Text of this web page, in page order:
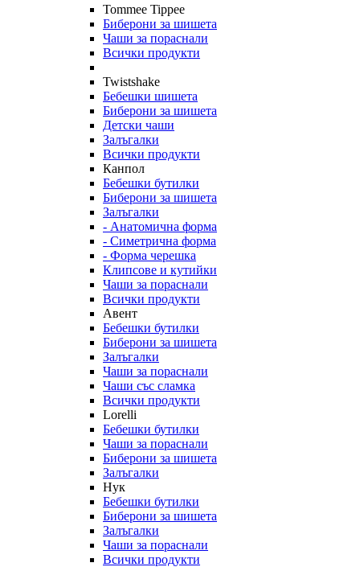
Tommee Tippee
Биберони за шишета
Чаши за пораснали
Всички продукти
Twistshake
Бебешки шишета
Биберони за шишета
Детски чаши
Залъгалки
Всички продукти
Канпол
Бебешки бутилки
Биберони за шишета
Залъгалки
- Анатомична форма
- Симетрична форма
- Форма черешка
Клипсове и кутийки
Чаши за пораснали
Всички продукти
Авент
Бебешки бутилки
Биберони за шишета
Залъгалки
Чаши за пораснали
Чаши със сламка
Всички продукти
Lorelli
Бебешки бутилки
Чаши за пораснали
Биберони за шишета
Залъгалки
Нук
Бебешки бутилки
Биберони за шишета
Залъгалки
Чаши за пораснали
Всички продукти